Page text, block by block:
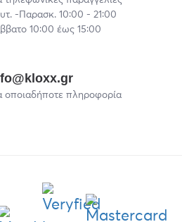
-Παρασκ. 10:00 - 21:00
10:00 έως 15:00
οποιαδήποτε πληροφορία